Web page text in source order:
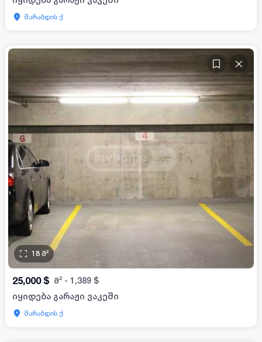
მარაბდის ქ.
18 მ²
25,000 $ მ² - 1,389 $
იყიდება გარაჟი ვაკეში
მარაბდის ქ.